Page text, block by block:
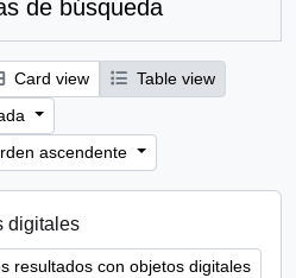
de búsqueda
Card view
Table view
ascendente
digitales
resultados con objetos digitales